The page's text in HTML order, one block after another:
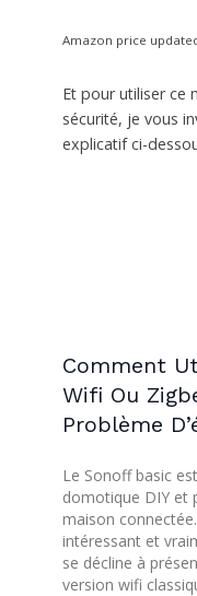
Amazon price
Et pour utiliser ce
sécurité, je vous
explicatif ci-
Comment
Wifi Ou
Problème
Le Sonoff basic
domotique DIY et
maison
intéressant et
se décline à
version wifi